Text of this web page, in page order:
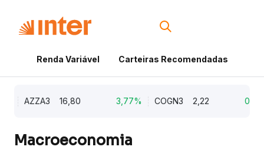
Renda Variável Carteiras Recomendadas
AZZA3 16,80 3,77% COGN3 2,22 0,91%
Macroeconomia